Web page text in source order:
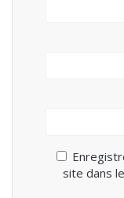
site dans